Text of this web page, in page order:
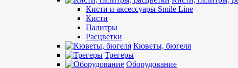
Кисти и аксессуары Smile Line
Кисти
Палитры
Расцветки
Кюветы, бюгеля
Трегеры
Оборудование